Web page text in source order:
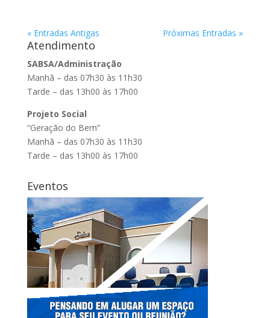
« Entradas Antigas Próximas Entradas »
Atendimento
SABSA/Administração
Manhã – das 07h30 às 11h30
Tarde – das 13h00 às 17h00
Projeto Social
“Geração do Bem”
Manhã – das 07h30 às 11h30
Tarde – das 13h00 às 17h00
Eventos